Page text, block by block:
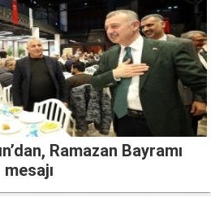
Ramazan Bayramı
mesajı